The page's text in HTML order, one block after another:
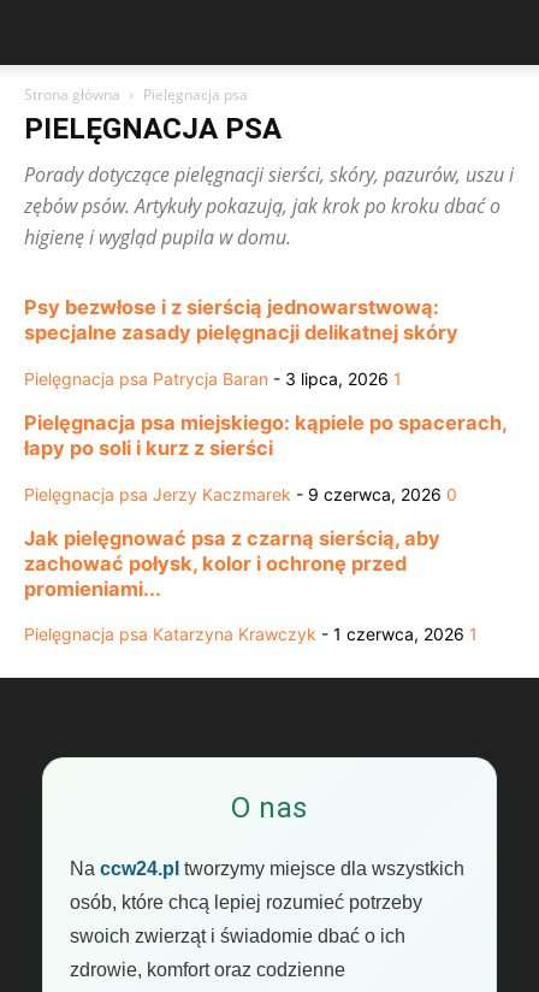
Strona główna Pielęgnacja psa
PIELĘGNACJA PSA
Porady dotyczące pielęgnacji sierści, skóry, pazurów, uszu i
zębów psów. Artykuły pokazują, jak krok po kroku dbać o
higienę i wygląd pupila w domu.
Psy bezwłose i z sierścią jednowarstwową:
specjalne zasady pielęgnacji delikatnej skóry
Pielęgnacja psa Patrycja Baran - 3 lipca, 2026 1
Pielęgnacja psa miejskiego: kąpiele po spacerach,
łapy po soli i kurz z sierści
Pielęgnacja psa Jerzy Kaczmarek - 9 czerwca, 2026 0
Jak pielęgnować psa z czarną sierścią, aby
zachować połysk, kolor i ochronę przed
promieniami...
Pielęgnacja psa Katarzyna Krawczyk - 1 czerwca, 2026 1
O nas
Na ccw24.pl tworzymy miejsce dla wszystkich
osób, które chcą lepiej rozumieć potrzeby
swoich zwierząt i świadomie dbać o ich
zdrowie, komfort oraz codzienne